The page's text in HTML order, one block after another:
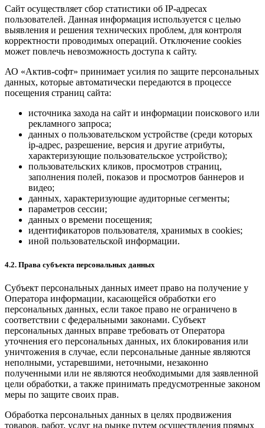
Сайт осуществляет сбор статистики об IP-адресах
пользователей. Данная информация используется с целью
выявления и решения технических проблем, для контроля
корректности проводимых операций. Отключение cookies
может повлечь невозможность доступа к сайту.
АО «Актив-софт» принимает усилия по защите персональных
данных, которые автоматически передаются в процессе
посещения страниц сайта:
источника захода на сайт и информации поискового или
рекламного запроса;
данных о пользовательском устройстве (среди которых
ip-адрес, разрешение, версия и другие атрибуты,
характеризующие пользовательское устройство);
пользовательских кликов, просмотров страниц,
заполнения полей, показов и просмотров баннеров и
видео;
данных, характеризующие аудиторные сегменты;
параметров сессии;
данных о времени посещения;
идентификаторов пользователя, хранимых в cookies;
иной пользовательской информации.
4.2. Права субъекта персональных данных
Субъект персональных данных имеет право на получение у
Оператора информации, касающейся обработки его
персональных данных, если такое право не ограничено в
соответствии с федеральными законами. Субъект
персональных данных вправе требовать от Оператора
уточнения его персональных данных, их блокирования или
уничтожения в случае, если персональные данные являются
неполными, устаревшими, неточными, незаконно
полученными или не являются необходимыми для заявленной
цели обработки, а также принимать предусмотренные законом
меры по защите своих прав.
Обработка персональных данных в целях продвижения
товаров, работ, услуг на рынке путем осуществления прямых